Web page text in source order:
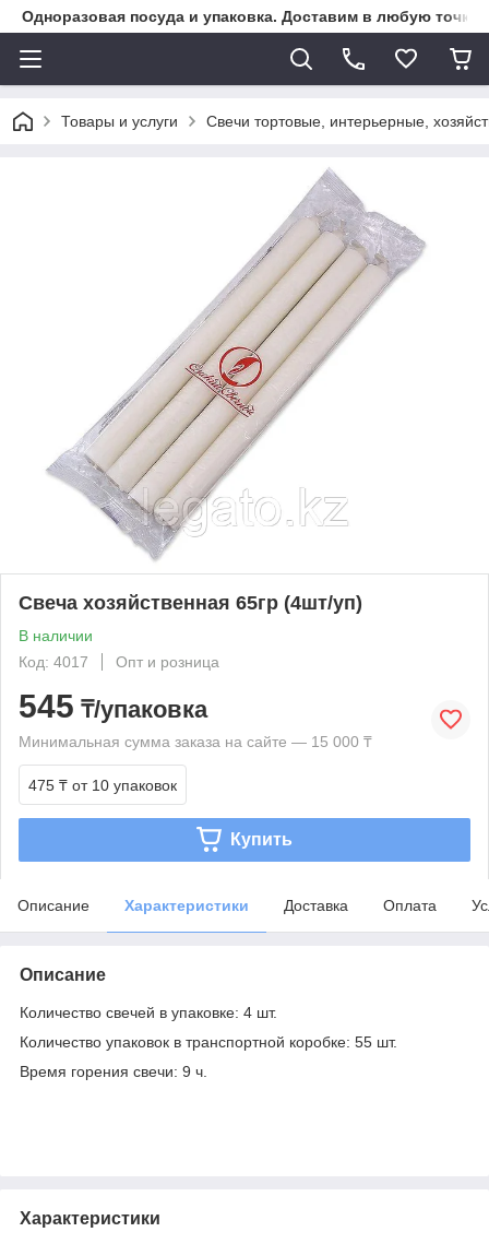
Одноразовая посуда и упаковка. Доставим в любую точку
Товары и услуги Свечи тортовые, интерьерные,
Свеча хозяйственная 65гр (4шт/уп)
В наличии
Код: 4017
Опт и розница
545 ₸/упаковка
Минимальная сумма заказа на сайте — 15 000 ₸
475 ₸ от 10 упаковок
Купить
Описание Характеристики Доставка Оплата
Описание
Количество свечей в упаковке: 4 шт.
Количество упаковок в транспортной коробке: 55 шт.
Время горения свечи: 9 ч.
Характеристики